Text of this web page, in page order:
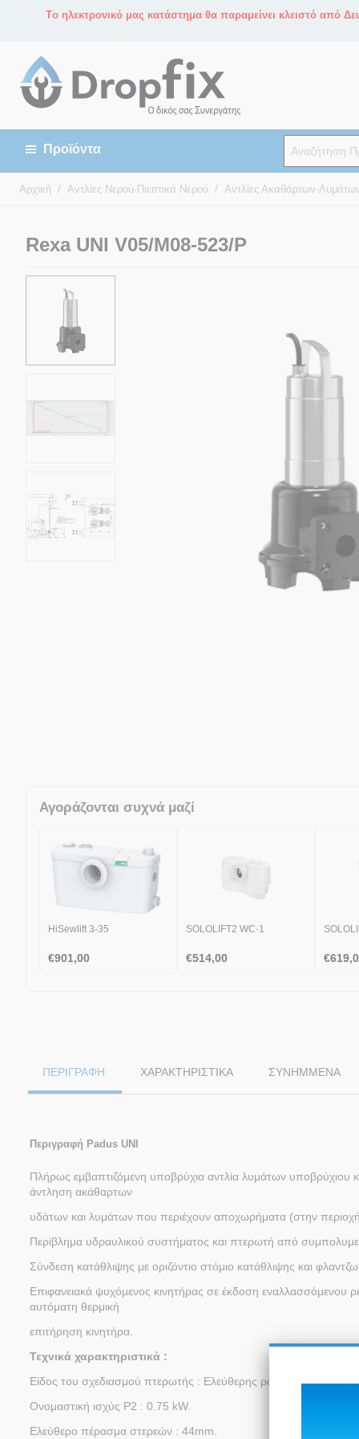
Tο ηλεκτρονικό μας κατάστημα θα παραμείνει κλειστό από
Αρχική / Αντλίες Νερού-Πιεστικά Νερού / Αντλίες Ακαθάρτων-
Rexa UNI V05/M08-523/P
Αγοράζονται συχνά μαζί
HiSewlift 3-35
€901,00
SOLOLIFT2 WC-1
€514,00 €
ΠΕΡΙΓΡΑΦΗ ΧΑΡΑΚΤΗΡΙΣΤΙΚΆ ΣΥΝΗΜΜΈΝΑ
Περιγραφή Padus UNI
Πλήρως εμβαπτιζόμενη υποβρύχια αντλία λυμάτων υποβρύχιου
άντληση ακάθαρτων
υδάτων και λυμάτων που περιέχουν αποχωρήματα (στην
Περίβλημα υδραυλικού συστήματος και πτερωτή από
Σύνδεση κατάθλιψης με οριζόντιο στόμιο κατάθλιψης και
Επιφανειακά ψυχόμενος κινητήρας σε έκδοση εναλλασσόμενου
αυτόματη θερμική
επιτήρηση κινητήρα.
Τεχνικά χαρακτηριστικά :
Είδος του σχεδιασμού πτερωτής : Ελεύθερης ροής.
Ονομαστική ισχύς P2 : 0.75 kW.
Ελεύθερο πέρασμα στερεών : 44mm.